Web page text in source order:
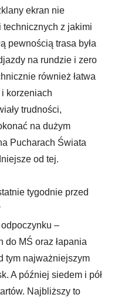
ekran nie
technicznych z jakimi
pewnością trasa była
na rundzie i zero
również łatwa
korzeniach
trudności,
na dużym
Pucharach Świata
od tej.
tygodnie przed
–
MŚ oraz łapania
tym najważniejszym
A później siedem i pół
Najbliższy to